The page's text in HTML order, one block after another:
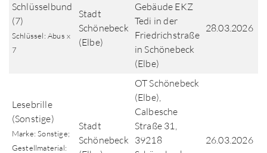
Schlüsselbund
(7)
Schlüssel: Abus x
7
Stadt
Schönebeck
(Elbe)
Gebäude EKZ
Tedi in der
Friedrichstraße
in Schönebeck
(Elbe)
28.03.2026
Lesebrille
(Sonstige)
Marke: Sonstige;
Gestellmaterial:
Stadt
Schönebeck
OT Schönebeck
(Elbe),
Calbesche
Straße 31,
39218
26.03.2026